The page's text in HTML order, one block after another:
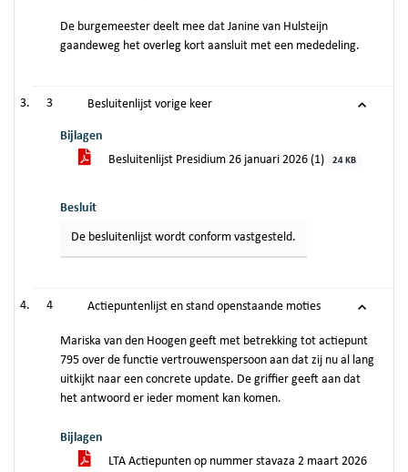
De burgemeester deelt mee dat Janine van Hulsteijn
gaandeweg het overleg kort aansluit met een mededeling.
3 Besluitenlijst vorige keer
Bijlagen
Besluitenlijst Presidium 26 januari 2026 (1)
24 KB
Besluit
De besluitenlijst wordt conform vastgesteld.
4 Actiepuntenlijst en stand openstaande moties
Mariska van den Hoogen geeft met betrekking tot actiepunt
795 over de functie vertrouwenspersoon aan dat zij nu al lang
uitkijkt naar een concrete update. De griffier geeft aan dat
het antwoord er ieder moment kan komen.
Bijlagen
LTA Actiepunten op nummer stavaza 2 maart 2026